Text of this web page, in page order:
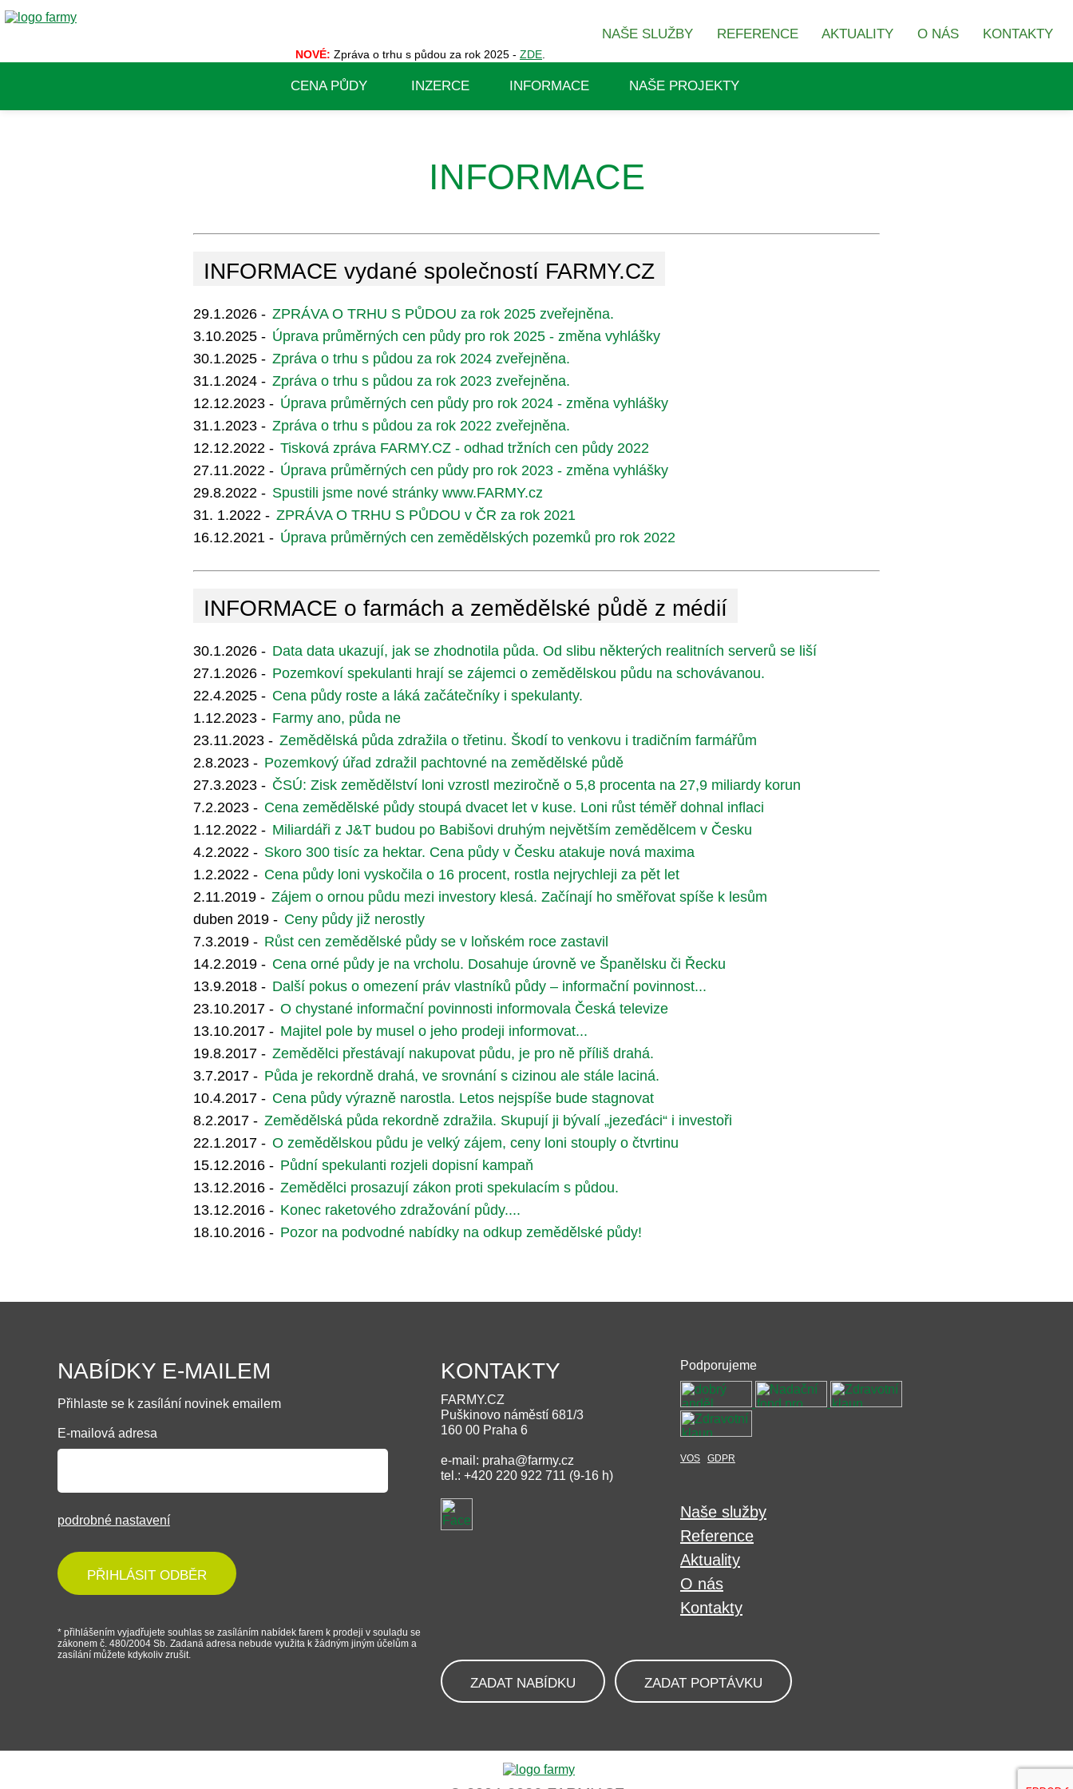
NAŠE SLUŽBY REFERENCE AKTUALITY O NÁS KONTAKTY
NOVÉ: Zpráva o trhu s půdou za rok 2025 - ZDE
CENA PŮDY INZERCE INFORMACE NAŠE PROJEKTY
INFORMACE
INFORMACE vydané společností FARMY.CZ
29.1.2026 - ZPRÁVA O TRHU S PŮDOU za rok 2025 zveřejněna.
3.10.2025 - Úprava průměrných cen půdy pro rok 2025 - změna vyhlášky
30.1.2025 - Zpráva o trhu s půdou za rok 2024 zveřejněna.
31.1.2024 - Zpráva o trhu s půdou za rok 2023 zveřejněna.
12.12.2023 - Úprava průměrných cen půdy pro rok 2024 - změna vyhlášky
31.1.2023 - Zpráva o trhu s půdou za rok 2022 zveřejněna.
12.12.2022 - Tisková zpráva FARMY.CZ - odhad tržních cen půdy 2022
27.11.2022 - Úprava průměrných cen půdy pro rok 2023 - změna vyhlášky
29.8.2022 - Spustili jsme nové stránky www.FARMY.cz
31. 1.2022 - ZPRÁVA O TRHU S PŮDOU v ČR za rok 2021
16.12.2021 - Úprava průměrných cen zemědělských pozemků pro rok 2022
INFORMACE o farmách a zemědělské půdě z médií
30.1.2026 - Data data ukazují, jak se zhodnotila půda. Od slibu některých realitních serverů se liší
27.1.2026 - Pozemkoví spekulanti hrají se zájemci o zemědělskou půdu na schovávanou.
22.4.2025 - Cena půdy roste a láká začátečníky i spekulanty.
1.12.2023 - Farmy ano, půda ne
23.11.2023 - Zemědělská půda zdražila o třetinu. Škodí to venkovu i tradičním farmářům
2.8.2023 - Pozemkový úřad zdražil pachtovné na zemědělské půdě
27.3.2023 - ČSÚ: Zisk zemědělství loni vzrostl meziročně o 5,8 procenta na 27,9 miliardy korun
7.2.2023 - Cena zemědělské půdy stoupá dvacet let v kuse. Loni růst téměř dohnal inflaci
1.12.2022 - Miliardáři z J&T budou po Babišovi druhým největším zemědělcem v Česku
4.2.2022 - Skoro 300 tisíc za hektar. Cena půdy v Česku atakuje nová maxima
1.2.2022 - Cena půdy loni vyskočila o 16 procent, rostla nejrychleji za pět let
2.11.2019 - Zájem o ornou půdu mezi investory klesá. Začínají ho směřovat spíše k lesům
duben 2019 - Ceny půdy již nerostly
7.3.2019 - Růst cen zemědělské půdy se v loňském roce zastavil
14.2.2019 - Cena orné půdy je na vrcholu. Dosahuje úrovně ve Španělsku či Řecku
13.9.2018 - Další pokus o omezení práv vlastníků půdy – informační povinnost...
23.10.2017 - O chystané informační povinnosti informovala Česká televize
13.10.2017 - Majitel pole by musel o jeho prodeji informovat...
19.8.2017 - Zemědělci přestávají nakupovat půdu, je pro ně příliš drahá.
3.7.2017 - Půda je rekordně drahá, ve srovnání s cizinou ale stále laciná.
10.4.2017 - Cena půdy výrazně narostla. Letos nejspíše bude stagnovat
8.2.2017 - Zemědělská půda rekordně zdražila. Skupují ji bývalí „jezeďáci“ i investoři
22.1.2017 - O zemědělskou půdu je velký zájem, ceny loni stouply o čtvrtinu
15.12.2016 - Půdní spekulanti rozjeli dopisní kampaň
13.12.2016 - Zemědělci prosazují zákon proti spekulacím s půdou.
13.12.2016 - Konec raketového zdražování půdy....
18.10.2016 - Pozor na podvodné nabídky na odkup zemědělské půdy!
NABÍDKY E-MAILEM
Přihlaste se k zasílání novinek emailem
E-mailová adresa
podrobné nastavení
PŘIHLÁSIT ODBĚR
* přihlášením vyjadřujete souhlas se zasíláním nabídek farem k prodeji v souladu se
zákonem č. 480/2004 Sb. Zadaná adresa nebude využita k žádným jiným účelům a
zasílání můžete kdykoliv zrušit.
KONTAKTY
FARMY.CZ
Puškinovo náměstí 681/3
160 00 Praha 6
e-mail: praha@farmy.cz
tel.: +420 220 922 711 (9-16 h)
Podporujeme
VOS GDPR
Naše služby
Reference
Aktuality
O nás
Kontakty
ZADAT NABÍDKU ZADAT POPTÁVKU